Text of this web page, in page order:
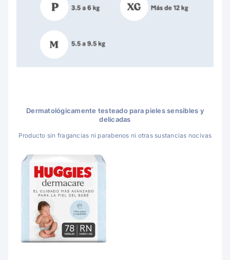
Dermatológicamente testeado para pieles sensibles y
delicadas
Producto sin fragancias ni parabenos ni otras sustancias nocivas